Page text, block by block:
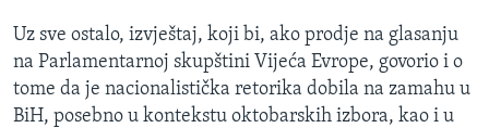
Uz sve ostalo, izvještaj, koji bi, ako prodje na glasanju
na Parlamentarnoj skupštini Vijeća Evrope, govorio i o
tome da je nacionalistička retorika dobila na zamahu u
BiH, posebno u kontekstu oktobarskih izbora, kao i u